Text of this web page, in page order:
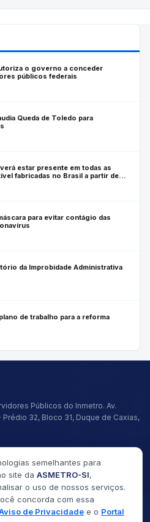
o governo a conceder
públicos federais
Queda de Toledo para
estar presente em todas as
fabricadas no Brasil a partir de
para evitar contágio das
da Improbidade Administrativa
de trabalho para a reforma
Públicos do Inmetro. Av.
32, Bloco 31, Duque de Caxias,
semelhantes para
site da ASMETRO-SI,
o uso de nossos serviços.
concorda com essa
de Privacidade e o Portal